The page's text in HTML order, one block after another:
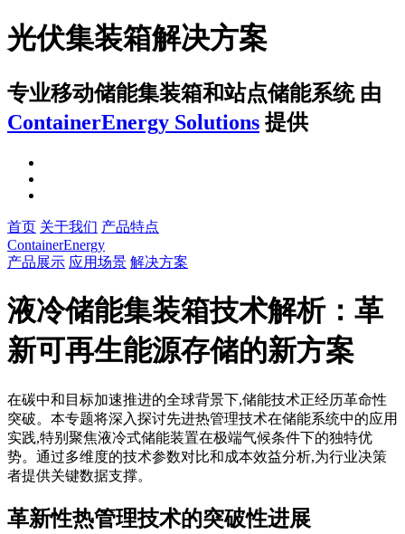
光伏集装箱解决方案
专业移动储能集装箱和站点储能系统 由
ContainerEnergy Solutions 提供
首页 关于我们 产品特点
ContainerEnergy
产品展示 应用场景 解决方案
液冷储能集装箱技术解析：革
新可再生能源存储的新方案
在碳中和目标加速推进的全球背景下,储能技术正经历革命性
突破。本专题将深入探讨先进热管理技术在储能系统中的应用
实践,特别聚焦液冷式储能装置在极端气候条件下的独特优
势。通过多维度的技术参数对比和成本效益分析,为行业决策
者提供关键数据支撑。
革新性热管理技术的突破性进展